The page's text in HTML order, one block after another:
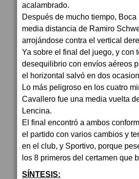
acalambrado.
Después de mucho tiempo,
media distancia de Ramiro
arrojándose contra el vertical
Ya sobre el final del juego, y con
desequilibrio con envíos aéreos
el horizontal salvó en dos
Lo más peligroso en los cuatro
Cavallero fue una media vuelta
Lencina.
El final encontró a ambos
el partido con varios cambios y
en el club, y Sportivo, porque
los 8 primeros del certamen que
SÍNTESIS: